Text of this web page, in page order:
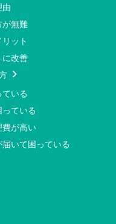
由
が無難
ット
に改善
ている
っている
費が高い
いて困っている